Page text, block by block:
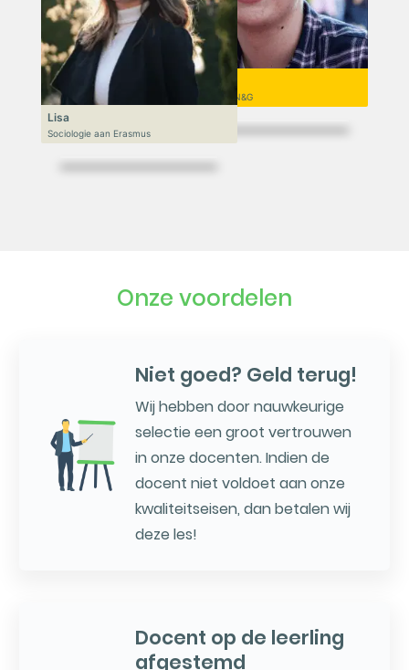
Niek
VWO 6, N&T/N&G
Lisa
Sociologie aan Erasmus
Onze voordelen
Niet goed? Geld terug!
Wij hebben door nauwkeurige
selectie een groot vertrouwen
in onze docenten. Indien de
docent niet voldoet aan onze
kwaliteitseisen, dan betalen wij
deze les!
Docent op de leerling
afgestemd